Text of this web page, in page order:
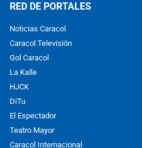
RED DE PORTALES
Noticias Caracol
Caracol Televisión
Gol Caracol
La Kalle
HJCK
DiTu
El Espectador
Teatro Mayor
Caracol Internacional